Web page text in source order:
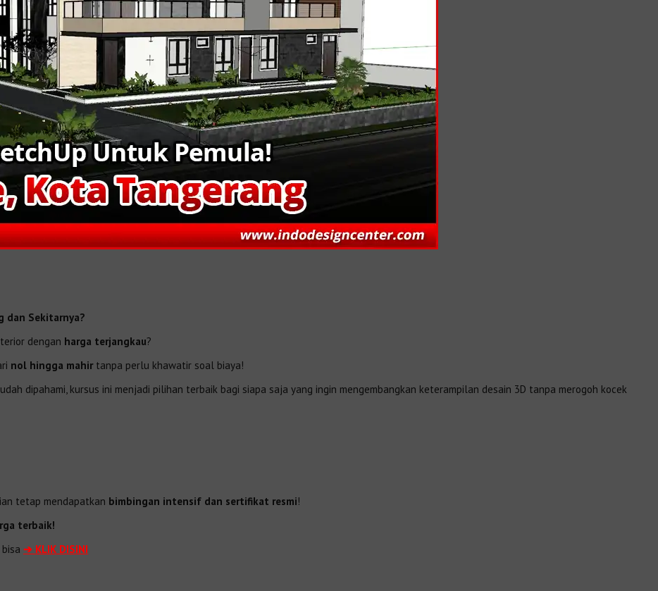
dan Sekitarnya?
dengan harga terjangkau?
nol hingga mahirtanpa perlu khawatir soal biaya!
dipahami, kursus ini menjadi pilihan terbaik bagi siapa saja yang ingin mengembangkan keterampilan desain 3D tanpa merogoh kocek
tetap mendapatkan bimbingan intensif dan sertifikat resmi!
terbaik!
➔ KLIK DISINI